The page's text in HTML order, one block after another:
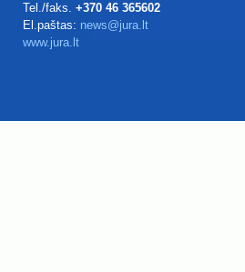
Tel./faks. +370 46 365602
El.paštas: news@jura.lt
www.jura.lt